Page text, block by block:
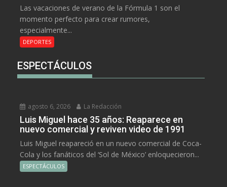
Las vacaciones de verano de la Fórmula 1 son el
momento perfecto para crear rumores,
especialmente...
DEPORTES
ESPECTÁCULOS
agosto 6, 2026 La Redacción
Luis Miguel hace 35 años: Reaparece en
nuevo comercial y reviven video de 1991
Luis Miguel reapareció en un nuevo comercial de Coca-
Cola y los fanáticos del ‘Sol de México’ enloquecieron...
ESPECTÁCULOS